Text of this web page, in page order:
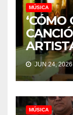
MÚSICA
‘CÓMO
JUN 24, 2026
MÚSICA